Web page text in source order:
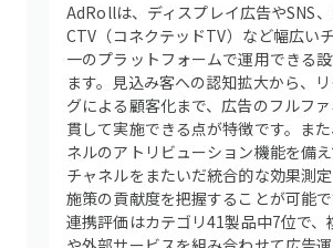
AdRollは、ディスプレイ広告やSNS、
CTV（コネクテッドTV）など幅広い
一のプラットフォームで運用できる
ます。見込み客への認知拡大から、
グによる顧客化まで、広告のフルフ
貫して実施できる点が特徴です。ま
ネルのアトリビューション機能を備
チャネルをまたいだ統合的な効果測
施策の貢献度を把握することが可能
連携評価はカテゴリ41製品中7位で、